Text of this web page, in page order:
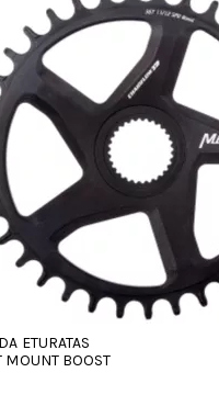
ETURATAS
MOUNT BOOST